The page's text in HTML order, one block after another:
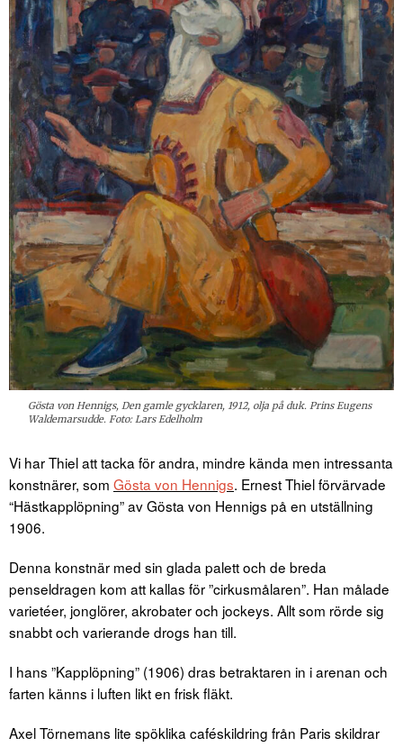
Gösta von Hennigs, Den gamle gycklaren, 1912, olja på duk. Prins Eugens
Waldemarsudde. Foto: Lars Edelholm
Vi har Thiel att tacka för andra, mindre kända men intressanta
konstnärer, som Gösta von Hennigs. Ernest Thiel förvärvade
“Hästkapplöpning” av Gösta von Hennigs på en utställning
1906.
Denna konstnär med sin glada palett och de breda
penseldragen kom att kallas för ”cirkusmålaren”. Han målade
varietéer, jonglörer, akrobater och jockeys. Allt som rörde sig
snabbt och varierande drogs han till.
I hans ”Kapplöpning” (1906) dras betraktaren in i arenan och
farten känns i luften likt en frisk fläkt.
Axel Törnemans lite spöklika caféskildring från Paris skildrar